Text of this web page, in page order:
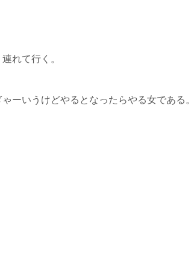
れて行く。
ーいうけどやるとなったらやる女である。